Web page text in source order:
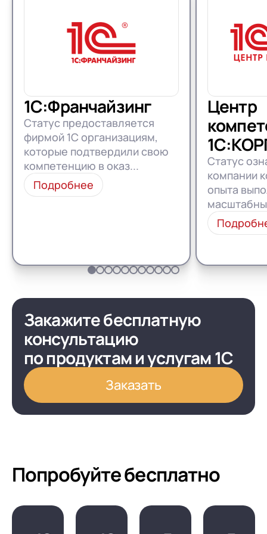
1С:Франчайзинг
Статус предоставляется
фирмой 1С организациям,
которые подтвердили свою
компетенцию в оказ...
Подробнее
Центр
Статус
компании
опыта
Закажите бесплатную
консультацию
по продуктам и услугам 1С
Заказать
Попробуйте бесплатно